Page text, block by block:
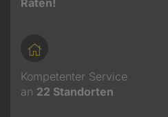
Kompetenter Service
an 22 Standorten